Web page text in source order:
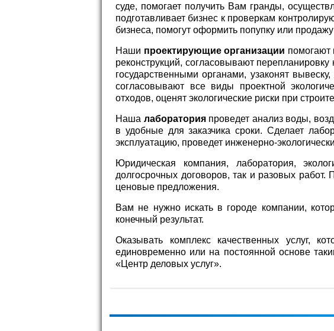
суде, помогает получить Вам гранды,
подготавливает бизнес к проверкам
бизнеса, помогут оформить попупку или
Наши проектирующие организации помогают
реконструкций, согласовывают
государственными органами, узаконят
согласовывают все виды проектной
отходов, оценят экологические риски при
Наша лабораторияпроведет анализ воды,
в удобные для заказчика сроки. Сделает
эксплуатацию, проведет инженерно-
Юридическая компания, лаборатория,
долгосрочных договоров, так и разовых
ценовые предложения.
Вам не нужно искать в городе компании,
конечный результат.
Оказывать комплекс качественных услуг,
единовременно или на постоянной основе
«Центр деловых услуг».